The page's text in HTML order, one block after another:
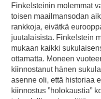
Finkelsteinin molemmat
toisen maailmansodan
rankkoja, eivätkä
juutalaisista. Finkelstein
mukaan kaikki
ottamatta. Moneen
kiinnostanut hänen
asenne oli, että historiaa
kiinnostus ”holokaustia”